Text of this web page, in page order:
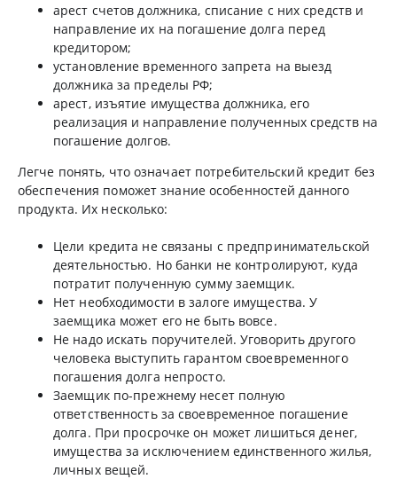
арест счетов должника, списание с них средств и
направление их на погашение долга перед
кредитором;
установление временного запрета на выезд
должника за пределы РФ;
арест, изъятие имущества должника, его
реализация и направление полученных средств на
погашение долгов.
Легче понять, что означает потребительский кредит без
обеспечения поможет знание особенностей данного
продукта. Их несколько:
Цели кредита не связаны с предпринимательской
деятельностью. Но банки не контролируют, куда
потратит полученную сумму заемщик.
Нет необходимости в залоге имущества. У
заемщика может его не быть вовсе.
Не надо искать поручителей. Уговорить другого
человека выступить гарантом своевременного
погашения долга непросто.
Заемщик по-прежнему несет полную
ответственность за своевременное погашение
долга. При просрочке он может лишиться денег,
имущества за исключением единственного жилья,
личных вещей.